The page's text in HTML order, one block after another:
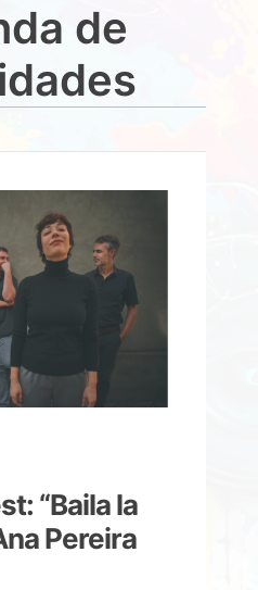
de
“Baila la
Pereira